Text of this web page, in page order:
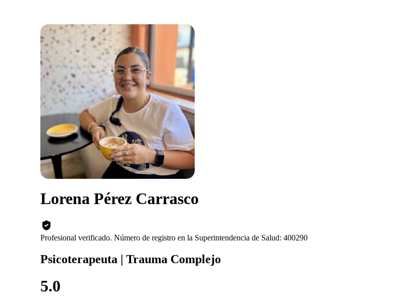
Lorena Pérez Carrasco
Profesional verificado. Número de registro en la Superintendencia de Salud: 400290
Psicoterapeuta | Trauma Complejo
5.0